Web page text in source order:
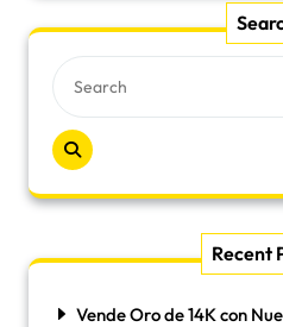
Recent
Vende Oro de 14K con